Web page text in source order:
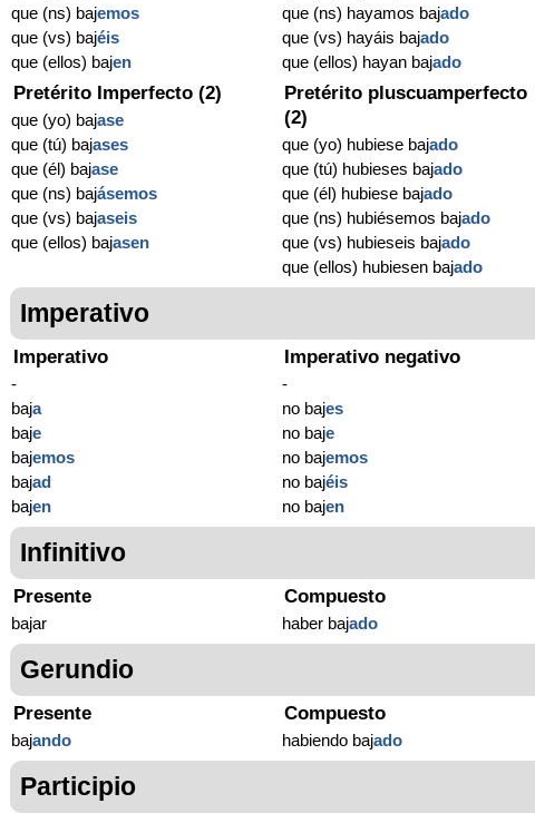
que (ns) bajemos
que (vs) bajéis
que (ellos) bajen
que (ns) hayamos bajado
que (vs) hayáis bajado
que (ellos) hayan bajado
Pretérito Imperfecto (2)
que (yo) bajase
que (tú) bajases
que (él) bajase
que (ns) bajásemos
que (vs) bajaseis
que (ellos) bajasen
Pretérito pluscuamperfecto
(2)
que (yo) hubiese bajado
que (tú) hubieses bajado
que (él) hubiese bajado
que (ns) hubiésemos bajado
que (vs) hubieseis bajado
que (ellos) hubiesen bajado
Imperativo
Imperativo
-
baja
baje
bajemos
bajad
bajen
Imperativo negativo
-
no bajes
no baje
no bajemos
no bajéis
no bajen
Infinitivo
Presente
bajar
Compuesto
haber bajado
Gerundio
Presente
bajando
Compuesto
habiendo bajado
Participio